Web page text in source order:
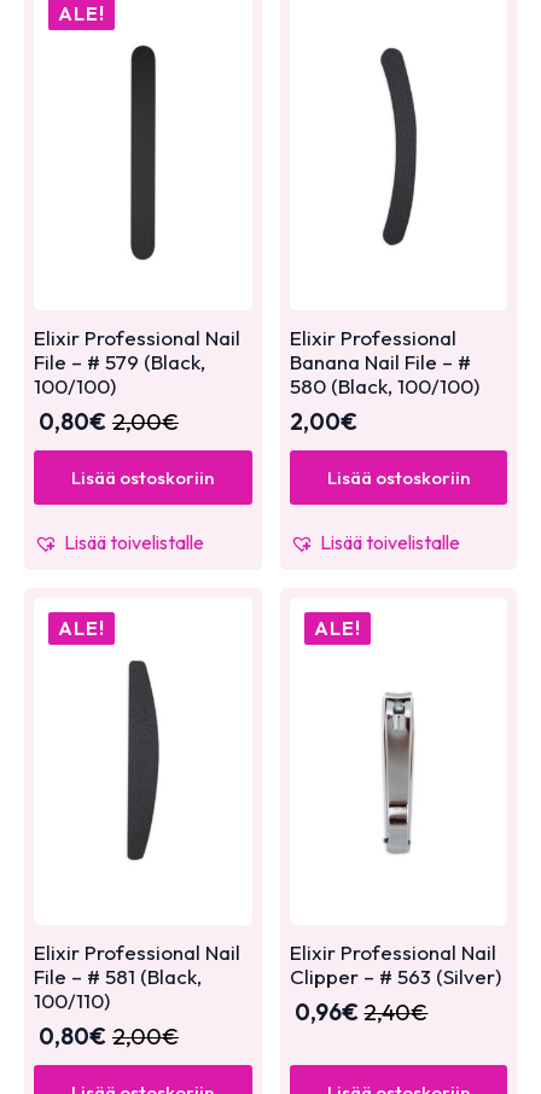
ALE!
Elixir Professional Nail
File – # 579 (Black,
100/100)
2,00€
0,80€
Lisää ostoskoriin
Lisää toivelistalle
Elixir Professional
Banana Nail File – #
580 (Black, 100/100)
2,00€
Lisää ostoskoriin
Lisää toivelistalle
ALE!
Elixir Professional Nail
File – # 581 (Black,
100/110)
2,00€
0,80€
ALE!
Elixir Professional Nail
Clipper – # 563 (Silver)
2,40€
0,96€